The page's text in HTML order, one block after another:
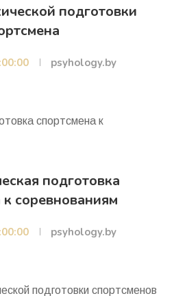
подготовки
psyhology.by
подготовка
к соревнованиям
psyhology.by